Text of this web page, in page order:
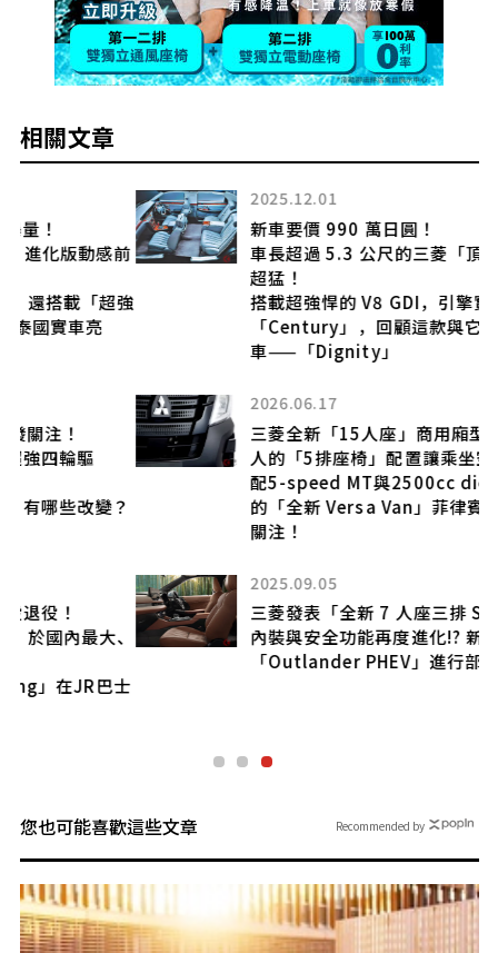
相關文章
2025.12.01
新車要價 990 萬日圓！
車長超過 5.3 公尺的三菱「頂級 4 速房車」
搭載超強悍的 V8 GDI，引擎實力不輸
「Century」，回顧這款與它並肩的禮賓座
車——「Dignity」
2026.06.17
三菱全新「15人座」商用廂型車太厲害！驚
人的「5排座椅」配置讓乘坐空間超大！搭
配5-speed MT與2500cc diesel engine
的「全新 Versa Van」菲律賓市場版本值得
2025.09.05
三菱發表「全新 7 人座三排 SUV」！ 豪華
內裝與安全功能再度進化!? 新款
「Outlander PHEV」進行部分改良
您也可能喜歡這些文章 Recommended by